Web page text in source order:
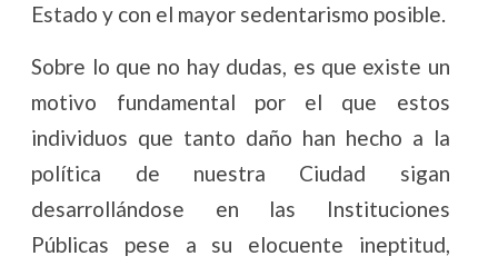
Estado y con el mayor sedentarismo posible.
Sobre lo que no hay dudas, es que existe un
motivo fundamental por el que estos
individuos que tanto daño han hecho a la
política de nuestra Ciudad sigan
desarrollándose en las Instituciones
Públicas pese a su elocuente ineptitud,